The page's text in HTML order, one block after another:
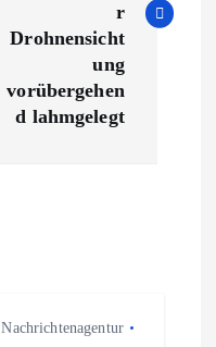
r
Drohnensicht
ung
vorübergehen
d lahmgelegt